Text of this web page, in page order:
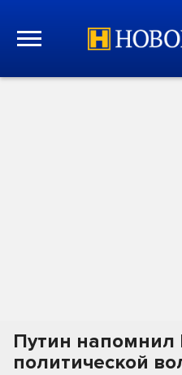
Путин напомнил
политической